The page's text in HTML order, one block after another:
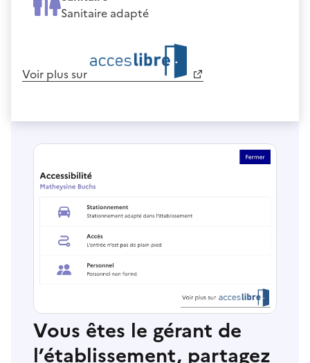
Sanitaire adapté
Voir plus sur
Vous êtes le gérant de
l’établissement, partagez